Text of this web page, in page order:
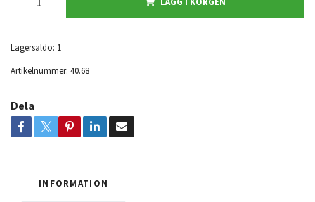
Lagersaldo: 1
Artikelnummer: 40.68
Dela
INFORMATION